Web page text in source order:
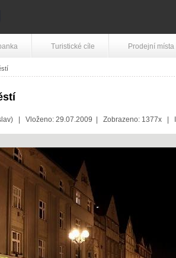
Turistické cíle Prodejní místa
| Vloženo: 29.07.2009 | Zobrazeno: 1377x |